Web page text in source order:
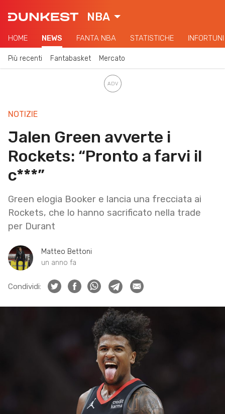
NBA
HOME NEWS FANTA NBA STATISTICHE INFORTUNI
Più recenti Fantabasket Mercato
NOTIZIE
Jalen Green avverte i
Rockets: “Pronto a farvi il
c***”
Green elogia Booker e lancia una frecciata ai
Rockets, che lo hanno sacrificato nella trade
per Durant
Matteo Bettoni
un anno fa
Condividi: